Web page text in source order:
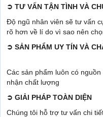
➲ TƯ VẤN TẬN TÌNH VÀ
Độ ngũ nhân viên sẽ tư vấn
rõ hơn về lí do vì sao nên
➲ SẢN PHẨM UY
Các sản phẩm luôn có
nhận chất lượng
➲ GIẢI PHÁP TOÀN DIỆN
Chúng tôi hỗ trợ tư vấn chi